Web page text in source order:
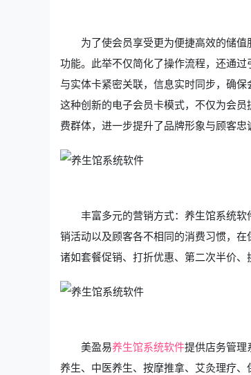
为了使会员享受更为便捷高效的储
功能。此举不仅简化了操作流程，还通
与实体卡紧密关联，信息实时同步，确
这种创新的电子会员卡模式，不仅为会
费群体，进一步提升了品牌形象与顾客忠
丰富多元的营销方式：养生馆系统
销活动以及顾客各不相同的消费习惯，
诸如套餐促销、打折优惠、第二次半价
美盈易养生馆系统软件提供店务管理
养生、中医养生、按摩推拿、艾灸理疗